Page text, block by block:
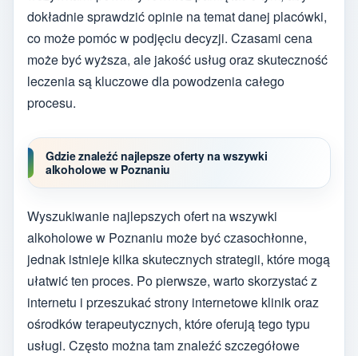
dokładnie sprawdzić opinie na temat danej placówki,
co może pomóc w podjęciu decyzji. Czasami cena
może być wyższa, ale jakość usług oraz skuteczność
leczenia są kluczowe dla powodzenia całego
procesu.
Gdzie znaleźć najlepsze oferty na wszywki
alkoholowe w Poznaniu
Wyszukiwanie najlepszych ofert na wszywki
alkoholowe w Poznaniu może być czasochłonne,
jednak istnieje kilka skutecznych strategii, które mogą
ułatwić ten proces. Po pierwsze, warto skorzystać z
internetu i przeszukać strony internetowe klinik oraz
ośrodków terapeutycznych, które oferują tego typu
usługi. Często można tam znaleźć szczegółowe